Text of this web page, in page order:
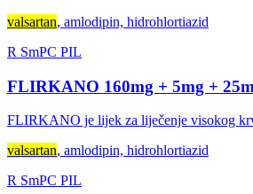
valsartan, amlodipin, hidrohlortiazid
R SmPC PIL
FLIRKANO 160mg + 5mg +
FLIRKANO je lijek za liječenje visokog
valsartan, amlodipin, hidrohlortiazid
R SmPC PIL